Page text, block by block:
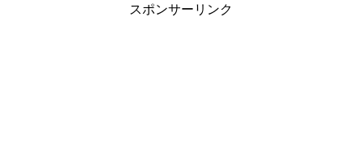
スポンサーリンク